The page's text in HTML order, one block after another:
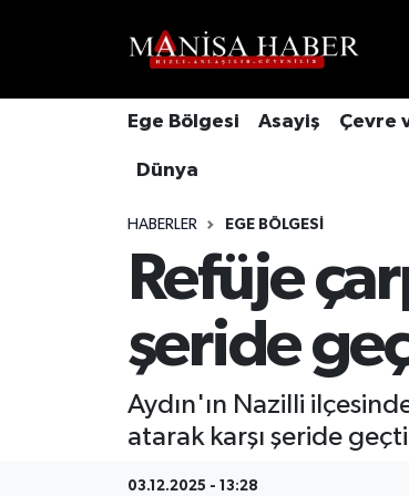
Ege Bölgesi Asayiş Çevre
Dünya
HABERLER EGE BÖLGESI
Refüje
şeride
Aydın'ın Nazilli
atarak karşı şeride
03.12.2025 - 13:28
Tüm Manşetler
Haber Arşivi